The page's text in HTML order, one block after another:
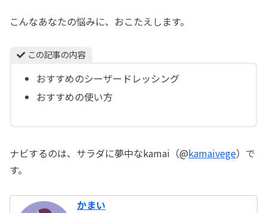
こんなあなたの悩みに、おこたえします。
この記事の内容
おすすめのシーザードレッシング
おすすめの使い方
ナビするのは、サラダに夢中なkamai（@kamaivege）で
す。
かまい